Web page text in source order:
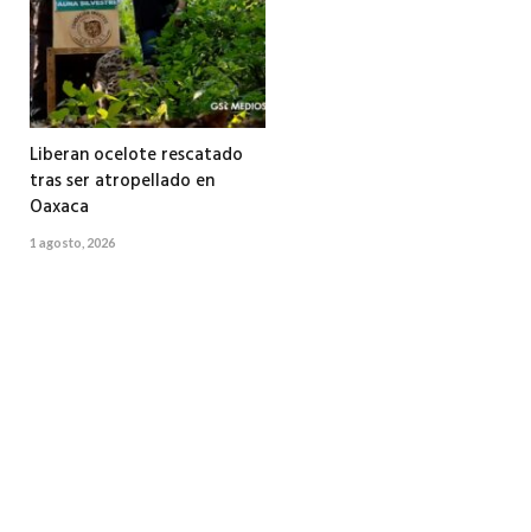
Liberan ocelote rescatado
tras ser atropellado en
Oaxaca
1 agosto, 2026